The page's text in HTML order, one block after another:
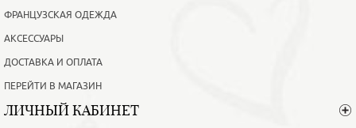
ФРАНЦУЗСКАЯ ОДЕЖДА
АКСЕССУАРЫ
ДОСТАВКА И ОПЛАТА
ПЕРЕЙТИ В МАГАЗИН
ЛИЧНЫЙ КАБИНЕТ